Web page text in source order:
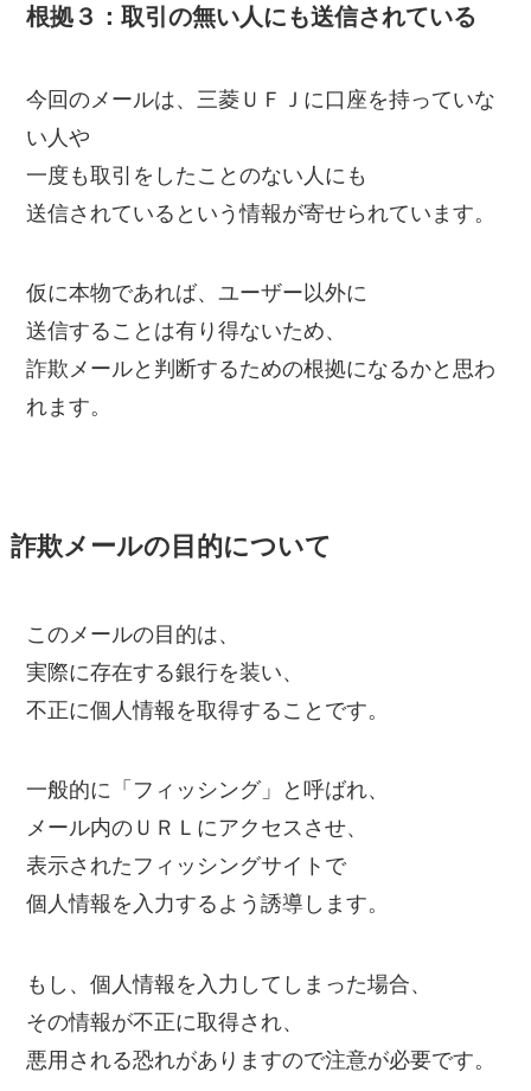
根拠３：取引の無い人にも送信されている
今回のメールは、三菱ＵＦＪに口座を持っていな
い人や
一度も取引をしたことのない人にも
送信されているという情報が寄せられています。
仮に本物であれば、ユーザー以外に
送信することは有り得ないため、
詐欺メールと判断するための根拠になるかと思わ
れます。
詐欺メールの目的について
このメールの目的は、
実際に存在する銀行を装い、
不正に個人情報を取得することです。
一般的に「フィッシング」と呼ばれ、
メール内のＵＲＬにアクセスさせ、
表示されたフィッシングサイトで
個人情報を入力するよう誘導します。
もし、個人情報を入力してしまった場合、
その情報が不正に取得され、
悪用される恐れがありますので注意が必要です。